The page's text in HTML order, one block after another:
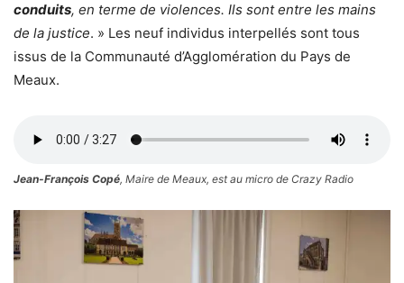
conduits, en terme de violences. Ils sont entre les mains
de la justice. » Les neuf individus interpellés sont tous
issus de la Communauté d’Agglomération du Pays de
Meaux.
Jean-François Copé, Maire de Meaux, est au micro de Crazy Radio